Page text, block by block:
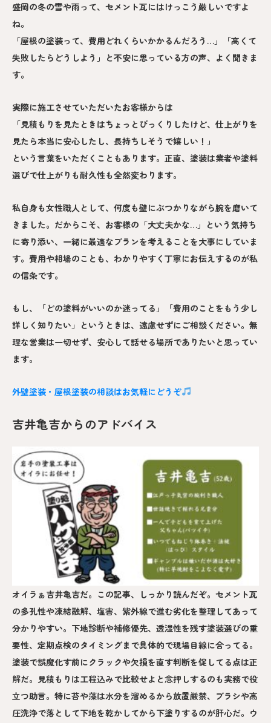
盛岡の冬の雪や雨って、セメント瓦にはけっこう厳しいですよ
ね。
「屋根の塗装って、費用どれくらいかかるんだろう…」「高くて
失敗したらどうしよう」と不安に思っている方の声、よく聞きま
す。
実際に施工させていただいたお客様からは
「見積もりを見たときはちょっとびっくりしたけど、仕上がりを
見たら本当に安心したし、長持ちしそうで嬉しい！」
という言葉をいただくこともあります。正直、塗装は業者や塗料
選びで仕上がりも耐久性も全然変わります。
私自身も女性職人として、何度も壁にぶつかりながら腕を磨いて
きました。だからこそ、お客様の「大丈夫かな…」という気持ち
に寄り添い、一緒に最適なプランを考えることを大事にしていま
す。費用や相場のことも、わかりやすく丁寧にお伝えするのが私
の信条です。
もし、「どの塗料がいいのか迷ってる」「費用のことをもう少し
詳しく知りたい」というときは、遠慮せずにご相談ください。無
理な営業は一切せず、安心して話せる場所でありたいと思ってい
ます。
外壁塗装・屋根塗装の相談はお気軽にどうぞ
吉井亀吉からのアドバイス
オイラぁ吉井亀吉だ。この記事、しっかり読んだぞ。セメント瓦
の多孔性や凍結融解、塩害、紫外線で進む劣化を整理してあって
分かりやすい。下地診断や補修優先、透湿性を残す塗装選びの重
要性、定期点検のタイミングまで具体的で現場目線に合ってる。
塗装で誤魔化す前にクラックや欠損を直す判断を促してる点は正
解だ。見積もりは工程込みで比較せよと念押しするのも実務で役
立つ助言。特に苔や藻は水分を溜めるから放置厳禁、ブラシや高
圧洗浄で落として下地を乾かしてから下塗りするのが肝心だ。ウ